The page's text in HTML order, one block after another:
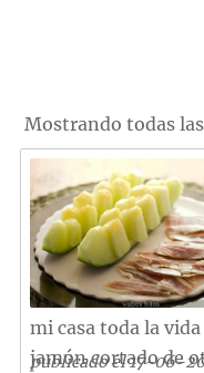
Mostrando todas
mi casa toda la
jamón cortado de
publicado el 17-06-